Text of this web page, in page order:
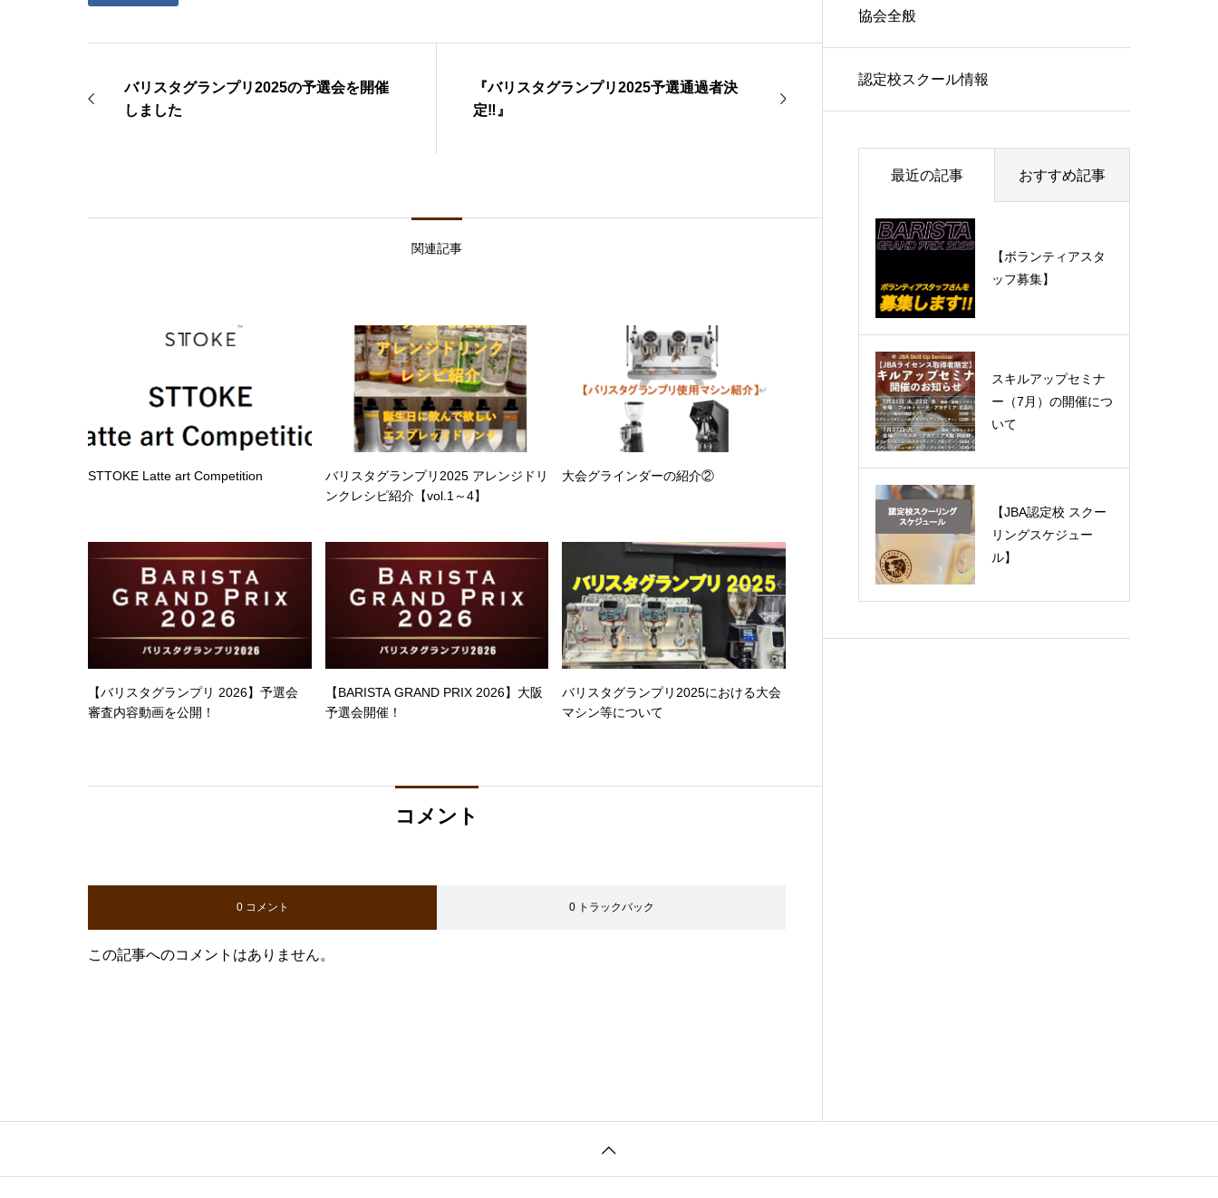
バリスタグランプリ2025の予選会を開催
しました
『バリスタグランプリ2025予選通過者決
定‼︎』
関連記事
STTOKE Latte art Competition
バリスタグランプリ2025 アレンジドリ
ンクレシピ紹介【vol.1～4】
大会グラインダーの紹介②
【バリスタグランプリ 2026】予選会
審査内容動画を公開！
【BARISTA GRAND PRIX 2026】大阪
予選会開催！
バリスタグランプリ2025における大会
マシン等について
コメント
0 コメント 0 トラックバック
この記事へのコメントはありません。
協会全般
認定校スクール情報
最近の記事 おすすめ記事
【ボランティアスタ
ッフ募集】
スキルアップセミナ
ー（7月）の開催につ
いて
【JBA認定校 スクー
リングスケジュー
ル】